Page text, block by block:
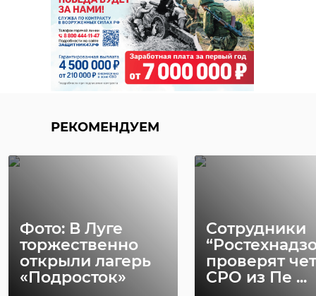
РЕКОМЕНДУЕМ
Фото: В Луге
торжественно
открыли лагерь
«Подросток»
Сотрудники
проверят
СРО из Пе ...
РЕКОМЕНДУЕМ
отлетело в 15-